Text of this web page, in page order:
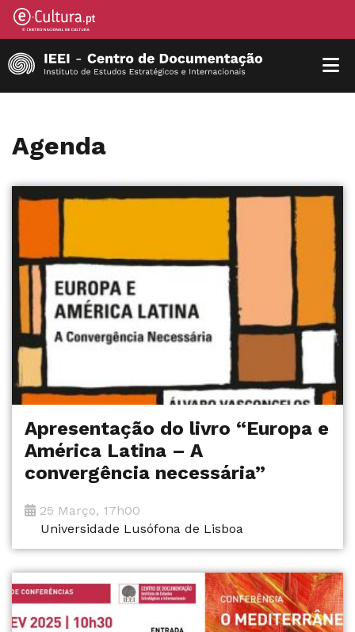
Agenda
Apresentação do livro “Europa e
América Latina – A
convergência necessária”
25 Março, 17h00
Universidade Lusófona de Lisboa